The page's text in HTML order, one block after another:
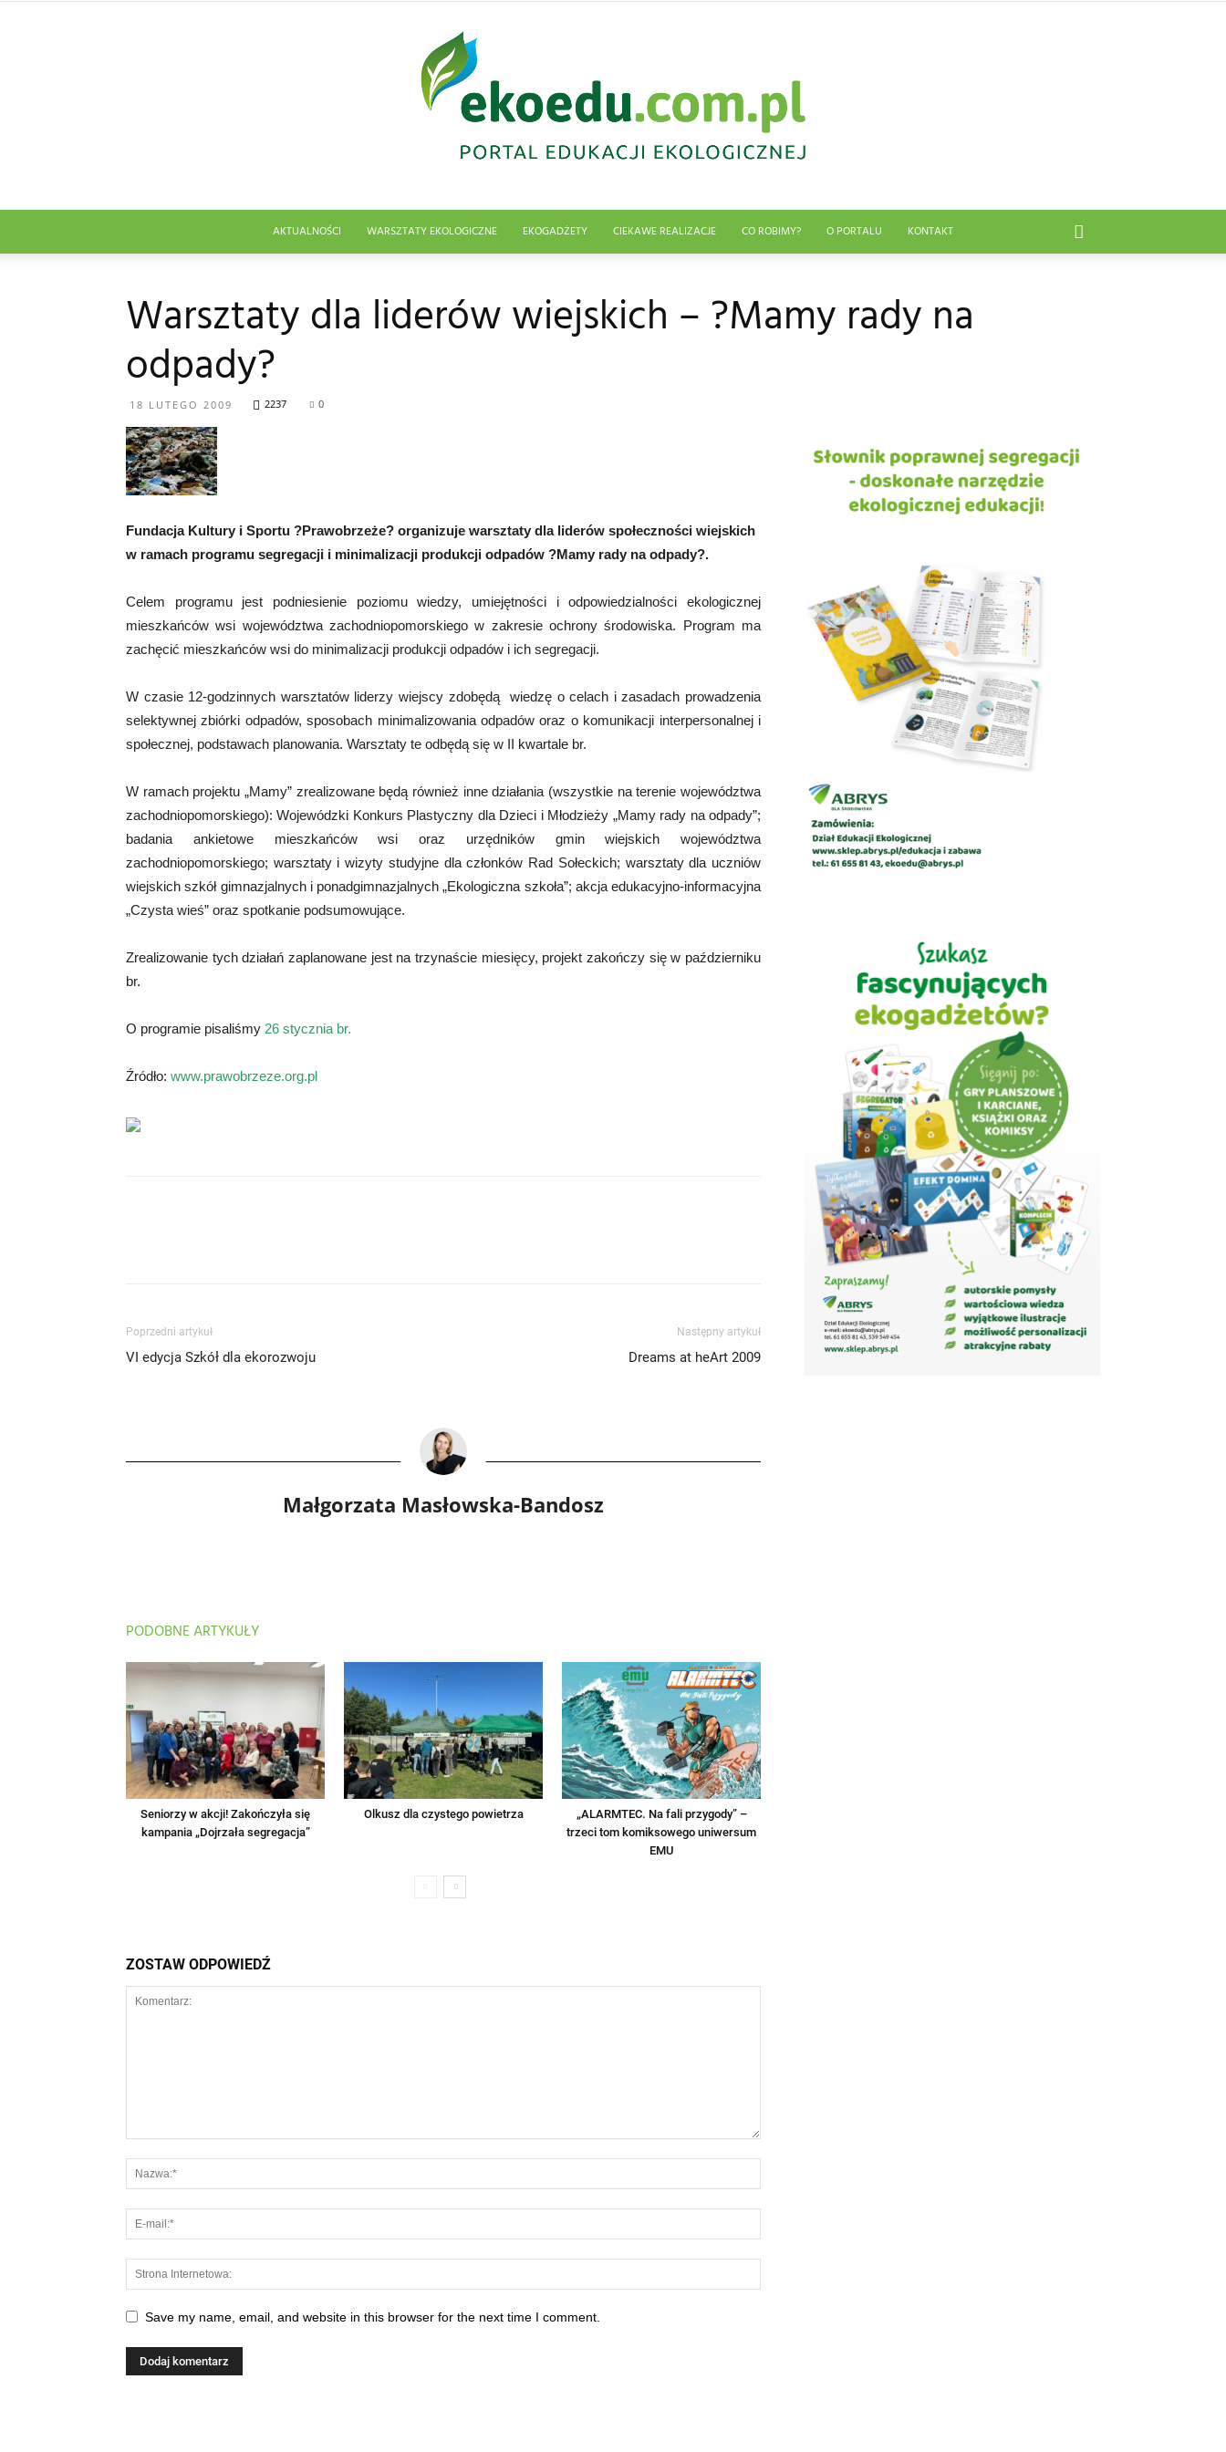
AKTUALNOŚCI WARSZTATY EKOLOGICZNE EKOGADŻETY CIEKAWE REALIZACJE CO ROBIMY? O PORTALU KONTAKT
Warsztaty dla liderów wiejskich – ?Mamy rady na
odpady?
18 LUTEGO 2009 2237 0
Fundacja Kultury i Sportu ?Prawobrzeże? organizuje warsztaty dla liderów społeczności wiejskich
w ramach programu segregacji i minimalizacji produkcji odpadów ?Mamy rady na odpady?.
Celem programu jest podniesienie poziomu wiedzy, umiejętności i odpowiedzialności ekologicznej
mieszkańców wsi województwa zachodniopomorskiego w zakresie ochrony środowiska. Program ma
zachęcić mieszkańców wsi do minimalizacji produkcji odpadów i ich segregacji.
W czasie 12-godzinnych warsztatów liderzy wiejscy zdobędą wiedzę o celach i zasadach prowadzenia
selektywnej zbiórki odpadów, sposobach minimalizowania odpadów oraz o komunikacji interpersonalnej i
społecznej, podstawach planowania. Warsztaty te odbędą się w II kwartale br.
W ramach projektu „Mamy” zrealizowane będą również inne działania (wszystkie na terenie województwa
zachodniopomorskiego): Wojewódzki Konkurs Plastyczny dla Dzieci i Młodzieży „Mamy rady na odpady”;
badania ankietowe mieszkańców wsi oraz urzędników gmin wiejskich województwa
zachodniopomorskiego; warsztaty i wizyty studyjne dla członków Rad Sołeckich; warsztaty dla uczniów
wiejskich szkół gimnazjalnych i ponadgimnazjalnych „Ekologiczna szkoła”; akcja edukacyjno-informacyjna
„Czysta wieś” oraz spotkanie podsumowujące.
Zrealizowanie tych działań zaplanowane jest na trzynaście miesięcy, projekt zakończy się w październiku
br.
O programie pisaliśmy 26 stycznia br.
Źródło: www.prawobrzeze.org.pl
Poprzedni artykuł
VI edycja Szkół dla ekorozwoju
Następny artykuł
Dreams at heArt 2009
Małgorzata Masłowska-Bandosz
PODOBNE ARTYKUŁY
Seniorzy w akcji! Zakończyła się
kampania „Dojrzała segregacja”
Olkusz dla czystego powietrza
„ALARMTEC. Na fali przygody” –
trzeci tom komiksowego uniwersum
EMU
ZOSTAW ODPOWIEDŹ
Save my name, email, and website in this browser for the next time I comment.